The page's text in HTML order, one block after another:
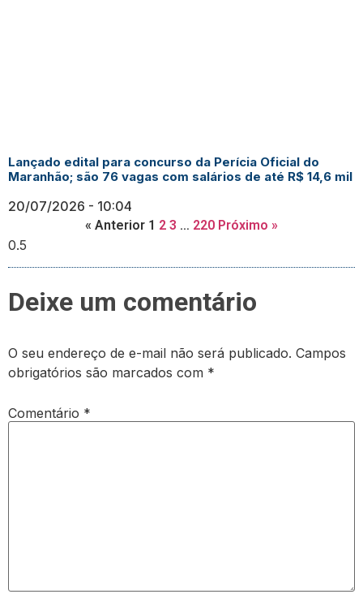
Lançado edital para concurso da Perícia Oficial do
Maranhão; são 76 vagas com salários de até R$ 14,6 mil
20/07/2026 10:04
« Anterior 1 2 3 … 220 Próximo »
Deixe um comentário
O seu endereço de e-mail não será publicado. Campos
obrigatórios são marcados com *
Comentário *